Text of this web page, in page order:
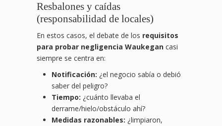
Resbalones y caídas
(responsabilidad de locales)
En estos casos, el debate de los requisitos
para probar negligencia Waukegan casi
siempre se centra en:
Notificación: ¿el negocio sabía o debió
saber del peligro?
Tiempo: ¿cuánto llevaba el
derrame/hielo/obstáculo ahí?
Medidas razonables: ¿limpiaron,